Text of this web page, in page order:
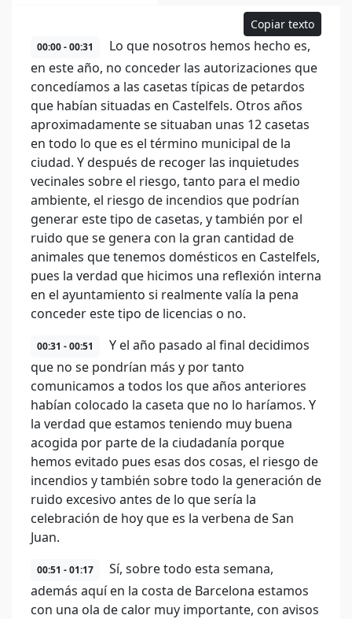
Copiar texto
00:00 - 00:31
Lo que nosotros hemos hecho es,
en este año, no conceder las autorizaciones que
concedíamos a las casetas típicas de petardos
que habían situadas en Castelfels. Otros años
aproximadamente se situaban unas 12 casetas
en todo lo que es el término municipal de la
ciudad. Y después de recoger las inquietudes
vecinales sobre el riesgo, tanto para el medio
ambiente, el riesgo de incendios que podrían
generar este tipo de casetas, y también por el
ruido que se genera con la gran cantidad de
animales que tenemos domésticos en Castelfels,
pues la verdad que hicimos una reflexión interna
en el ayuntamiento si realmente valía la pena
conceder este tipo de licencias o no.
00:31 - 00:51
Y el año pasado al final decidimos
que no se pondrían más y por tanto
comunicamos a todos los que años anteriores
habían colocado la caseta que no lo haríamos. Y
la verdad que estamos teniendo muy buena
acogida por parte de la ciudadanía porque
hemos evitado pues esas dos cosas, el riesgo de
incendios y también sobre todo la generación de
ruido excesivo antes de lo que sería la
celebración de hoy que es la verbena de San
Juan.
00:51 - 01:17
Sí, sobre todo esta semana,
además aquí en la costa de Barcelona estamos
con una ola de calor muy importante, con avisos